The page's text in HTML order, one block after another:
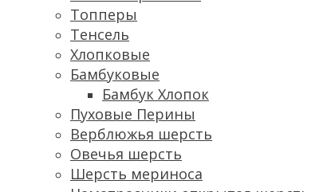
Топперы
Тенсель
Хлопковые
Бамбуковые
Бамбук Хлопок
Пуховые Перины
Верблюжья шерсть
Овечья шерсть
Шерсть мериноса